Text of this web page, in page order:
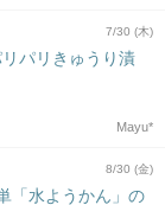
7/30 (木)
パリきゅうり漬
Mayu*
8/30 (金)
「水ようかん」の